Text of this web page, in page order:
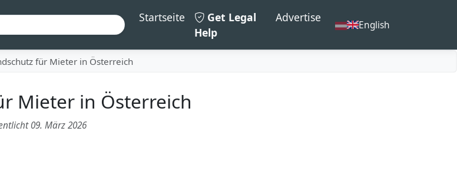
Startseite
Get Legal
Help
Advertise
English
für Mieter in Österreich
Mieter in Österreich
09. März 2026